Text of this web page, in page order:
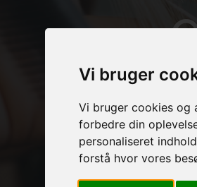
Vi bruger
Vi bruger cookies og
forbedre din
personaliseret
forstå hvor vores